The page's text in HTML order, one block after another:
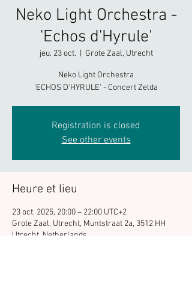
Neko Light Orchestra -
'Echos d'Hyrule'
jeu. 23 oct. Grote Zaal, Utrecht
Neko Light Orchestra
'ECHOS D'HYRULE' - Concert Zelda
Registration is closed
See other events
Heure et lieu
23 oct. 2025, 20:00 – 22:00 UTC+2
Grote Zaal, Utrecht, Muntstraat 2a, 3512 HH
Utrecht, Netherlands